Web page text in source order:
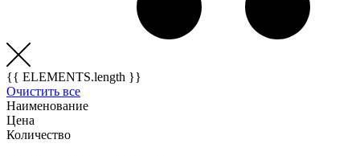
{{ ELEMENTS.length }}
Очистить все
Наименование
Цена
Количество